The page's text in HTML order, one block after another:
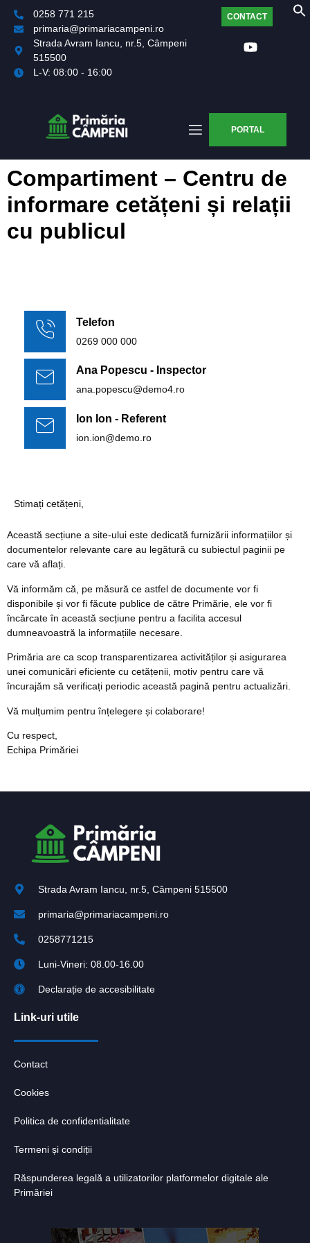
0258 771 215
primaria@primariacampeni.ro
Strada Avram Iancu, nr.5, Câmpeni
515500
L-V: 08:00 - 16:00
CONTACT
PORTAL
Compartiment – Centru de
informare cetățeni și relații
cu publicul
Telefon
0269 000 000
Ana Popescu - Inspector
ana.popescu@demo4.ro
Ion Ion - Referent
ion.ion@demo.ro
Stimați cetățeni,
Această secțiune a site-ului este dedicată furnizării informațiilor și
documentelor relevante care au legătură cu subiectul paginii pe
care vă aflați.
Vă informăm că, pe măsură ce astfel de documente vor fi
disponibile și vor fi făcute publice de către Primărie, ele vor fi
încărcate în această secțiune pentru a facilita accesul
dumneavoastră la informațiile necesare.
Primăria are ca scop transparentizarea activităților și asigurarea
unei comunicări eficiente cu cetățenii, motiv pentru care vă
încurajăm să verificați periodic această pagină pentru actualizări.
Vă mulțumim pentru înțelegere și colaborare!
Cu respect,
Echipa Primăriei
Strada Avram Iancu, nr.5, Câmpeni 515500
primaria@primariacampeni.ro
0258771215
Luni-Vineri: 08.00-16.00
Declarație de accesibilitate
Link-uri utile
Contact
Cookies
Politica de confidentialitate
Termeni și condiții
Răspunderea legală a utilizatorilor platformelor digitale ale
Primăriei